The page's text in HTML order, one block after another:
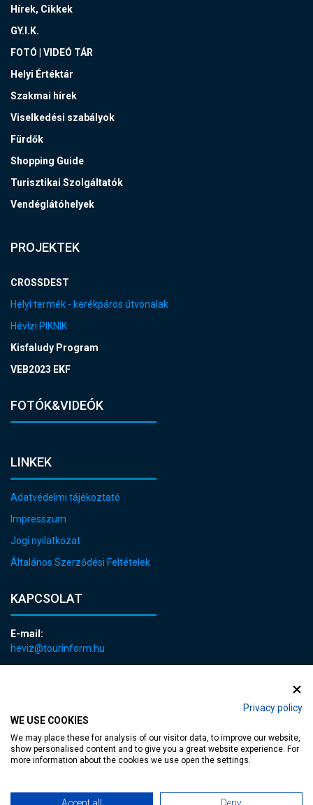
Privacy policy
WE USE COOKIES
We may place these for analysis of our visitor data, to improve our website,
show personalised content and to give you a great website experience. For
more information about the cookies we use open the settings.
Hírek, Cikkek
GY.I.K.
FOTÓ | VIDEÓ TÁR
Helyi Értéktár
Szakmai hírek
Viselkedési szabályok
Fürdők
Shopping Guide
Turisztikai Szolgáltatók
Vendéglátóhelyek
PROJEKTEK
CROSSDEST
Helyi termék - kerékpáros útvonalak
Hévízi PIKNIK
Kisfaludy Program
VEB2023 EKF
FOTÓK&VIDEÓK
LINKEK
Adatvédelmi tájékoztató
Impresszum
Jogi nyilatkozat
Általános Szerződési Feltételek
KAPCSOLAT
E-mail:
heviz@tourinform.hu